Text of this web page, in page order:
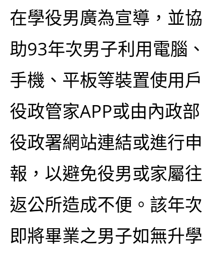
在學役男廣為宣導，並協
助93年次男子利用電腦、
手機、平板等裝置使用戶
役政管家APP或由內政部
役政署網站連結或進行申
報，以避免役男或家屬往
返公所造成不便。該年次
即將畢業之男子如無升學